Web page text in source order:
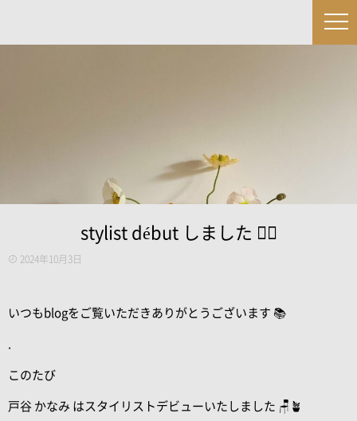
stylist début しました 💇‍♀️
2024年10月3日
いつもblogをご覧いただきありがとうございます 📚
.
このたび
戸谷 かなみ はスタイリストデビューいたしました 🪑🪴